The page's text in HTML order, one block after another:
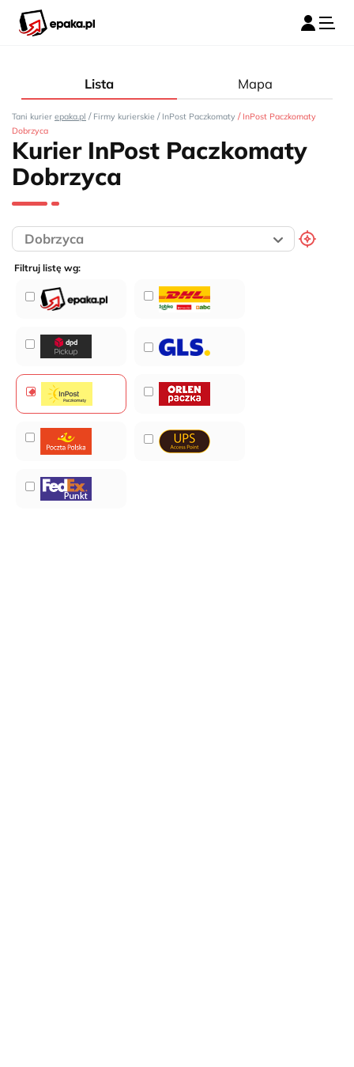
Lista Mapa
Tani kurier epaka.pl / Firmy kurierskie / InPost Paczkomaty / InPost Paczkomaty
Dobrzyca
Kurier InPost Paczkomaty
Dobrzyca
Filtruj listę wg: